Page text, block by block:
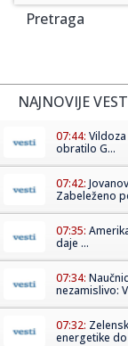
Pretraga
NAJNOVIJE
07:44:
obratilo G...
07:42:
Zabeleženo
07:35:
daje ...
07:34:
nezamislivo:
07:32:
energetike